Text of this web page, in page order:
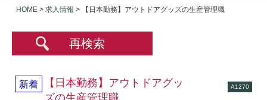
HOME > 求人情報 > 【日本勤務】アウトドアグッズの生産管理職
再検索
新着
【日本勤務】アウトドアグッ
ズの生産管理職
A1270